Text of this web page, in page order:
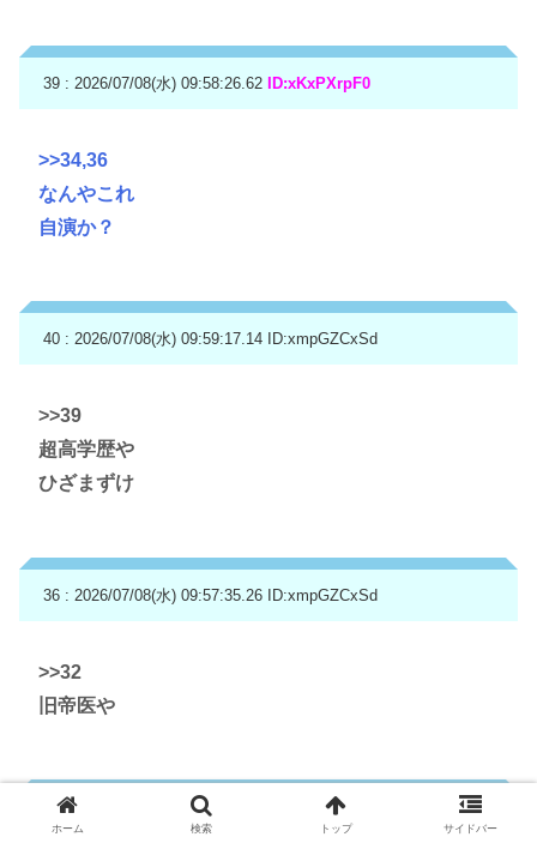
39 : 2026/07/08(水) 09:58:26.62 ID:xKxPXrpF0
>>34,36
なんやこれ
自演か？
40 : 2026/07/08(水) 09:59:17.14 ID:xmpGZCxSd
>>39
超高学歴や
ひざまずけ
36 : 2026/07/08(水) 09:57:35.26 ID:xmpGZCxSd
>>32
旧帝医や
33 : 2026/07/08(水) 09:57:07.75 ID:qCrFtBRR0
ホーム 検索 トップ サイドバー